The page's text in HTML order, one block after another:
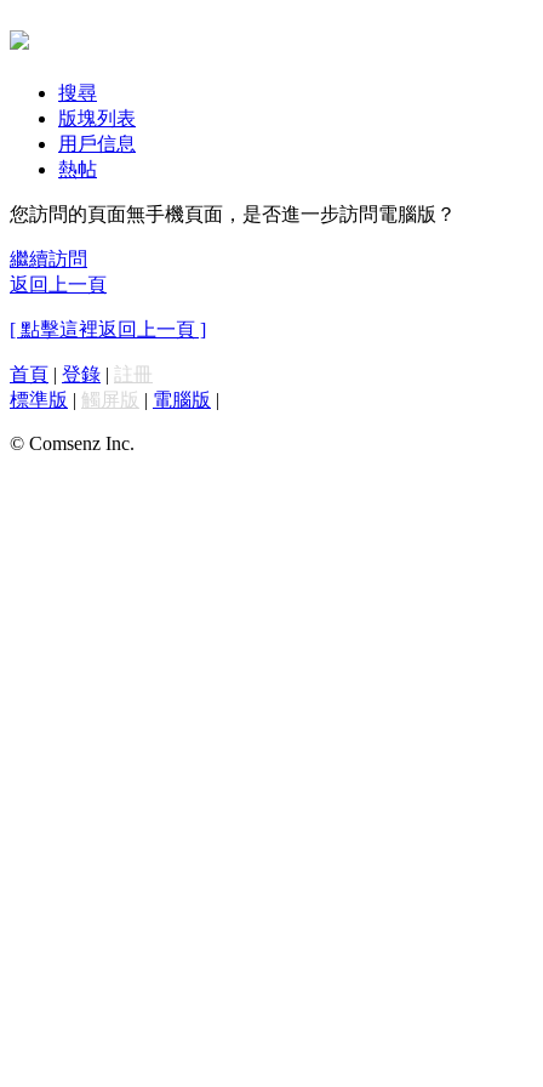
搜尋
版塊列表
用戶信息
熱帖
您訪問的頁面無手機頁面，是否進一步訪問電腦版？
繼續訪問
返回上一頁
[ 點擊這裡返回上一頁 ]
首頁 | 登錄 | 註冊
標準版 | 觸屏版 | 電腦版 |
© Comsenz Inc.